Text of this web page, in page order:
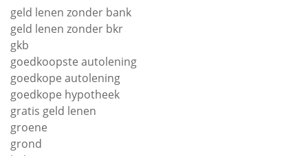
geld lenen zonder bank
geld lenen zonder bkr
gkb
goedkoopste autolening
goedkope autolening
goedkope hypotheek
gratis geld lenen
groene
grond